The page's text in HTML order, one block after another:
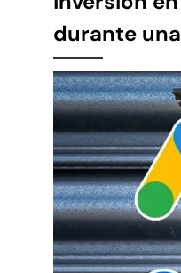
durante